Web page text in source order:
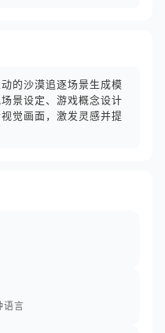
的沙漠追逐场景生成模
景设定、游戏概念设计
觉画面，激发灵感并提
语言